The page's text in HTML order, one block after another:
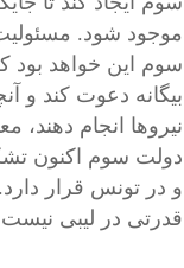
موجود شود.
سوم این خواهد بود
بیگانه دعوت کند و
نیروها انجام دهند،
دولت سوم اکنون
و در تونس قرار
قدرتی در لیبی